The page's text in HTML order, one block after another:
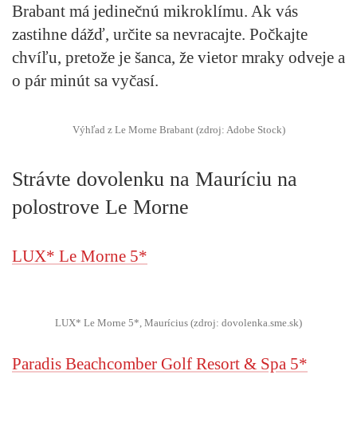
Brabant má jedinečnú mikroklímu. Ak vás
zastihne dážď, určite sa nevracajte. Počkajte
chvíľu, pretože je šanca, že vietor mraky odveje a
o pár minút sa vyčasí.
Výhľad z Le Morne Brabant (zdroj: Adobe Stock)
Strávte dovolenku na Mauríciu na
polostrove Le Morne
LUX* Le Morne 5*
LUX* Le Morne 5*, Maurícius (zdroj: dovolenka.sme.sk)
Paradis Beachcomber Golf Resort & Spa 5*